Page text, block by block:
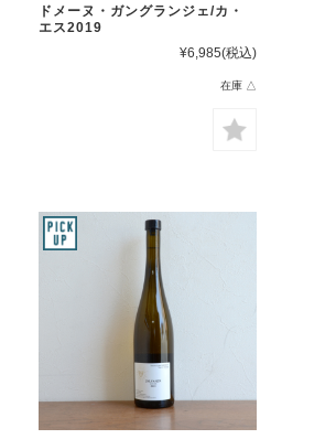
ドメーヌ・ガングランジェ/カ・
エス2019
¥6,985(税込)
在庫 △